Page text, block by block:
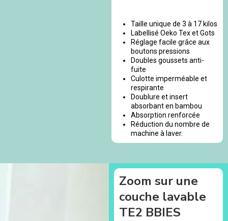
Taille unique de 3 à 17 kilos
Labellisé Oeko Tex et Gots
Réglage facile grâce aux
boutons pressions
Doubles goussets anti-
fuite
Culotte imperméable et
respirante
Doublure et insert
absorbant en bambou
Absorption renforcée
Réduction du nombre de
machine à laver.
Zoom sur une
couche lavable
TE2 BBIES